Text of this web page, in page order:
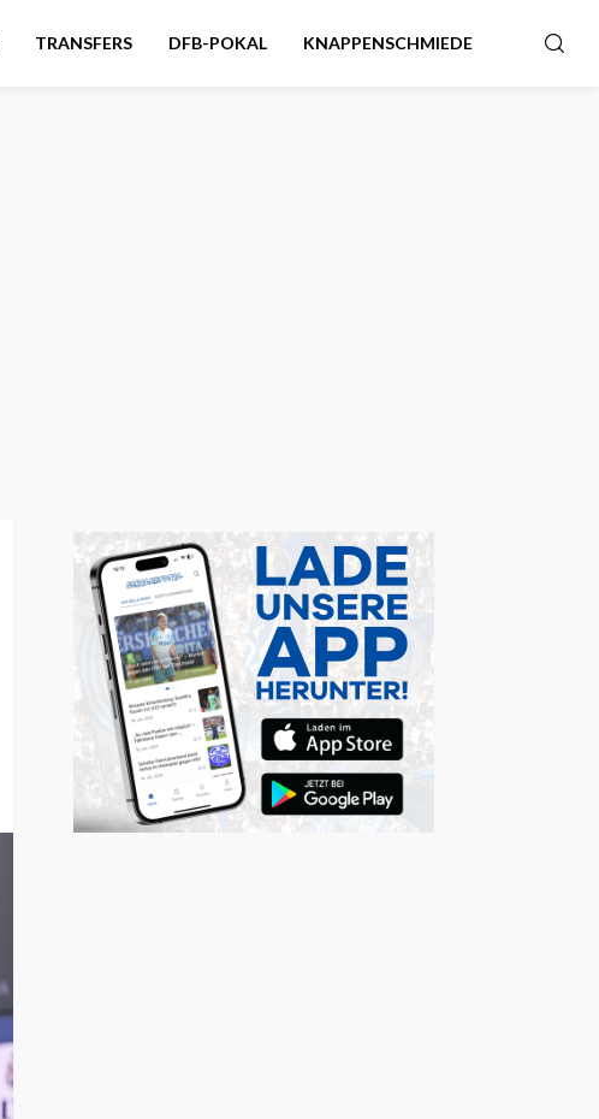
TRANSFERS DFB-POKAL KNAPPENSCHMIEDE